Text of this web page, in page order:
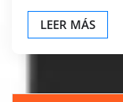
LEER MÁS